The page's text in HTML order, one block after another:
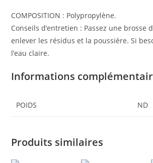
COMPOSITION : Polypropylène.
Conseils d’entretien : Passez une brosse
enlever les résidus et la poussière. Si
l’eau claire.
Informations
POIDS ND
Produits similaires